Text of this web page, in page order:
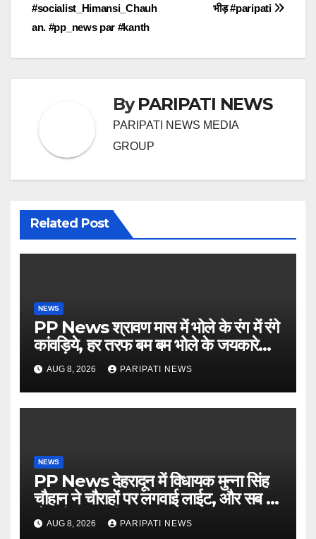
भीड़ #paripati
#socialist_Himansi_Chauh
an. #pp_news par #kanth
ByPARIPATI NEWS
PARIPATI NEWS MEDIA
GROUP
Related Post
NEWS
PP News श्रावण मास में भोले के रंग में रंगे
कांवड़िये, हर तरफ बम बम भोले के जयकारे…
see more..
AUG 8, 2026 PARIPATI NEWS
NEWS
PP News देहरादून में विधायक मुन्ना सिंह
चौहान ने चौराहों पर लगवाई लाईट, और सब में
हो गयी वाह-वाही…
AUG 8, 2026 PARIPATI NEWS